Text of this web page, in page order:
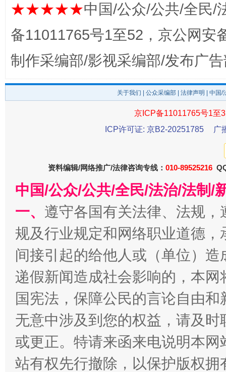
揭开“小金库”的免责幌子
★★★★★中国/公众/公共/全民/
备11011765号1至52，京公网安
制作采编部/影视采编部/发布广
关于我们 公众采编部 法律声明 | 中国
京ICP备11011765号1至
ICP许可证: 京B2-20251785
广
资料编辑/网络推广/法律咨询专线： 010-89525216
中国/公众/公共/全民/法治/法制/
一、 遵守各国有关法律、法规
规及行业规定和网络职业道德
间接引起的给他人或（单位）
递假新闻造成社会影响的，本
国宪法，保障公民的言论自由
无意中涉及到您的权益，请及
或更正。特请来函来电说明本
站有权先行撤除，以保护版权